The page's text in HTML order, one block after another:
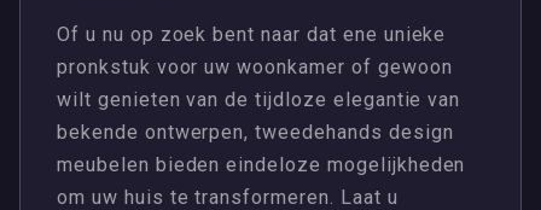
Of u nu op zoek bent naar dat ene unieke
pronkstuk voor uw woonkamer of gewoon
wilt genieten van de tijdloze elegantie van
bekende ontwerpen, tweedehands design
meubelen bieden eindeloze mogelijkheden
om uw huis te transformeren. Laat u